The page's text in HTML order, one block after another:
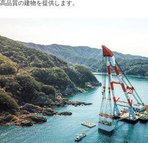
高品質の建物を提供します。